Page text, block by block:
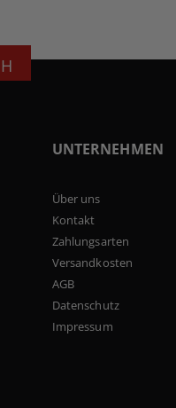
UNTERNEHMEN
Über uns
Kontakt
Zahlungsarten
Versandkosten
AGB
Datenschutz
Impressum